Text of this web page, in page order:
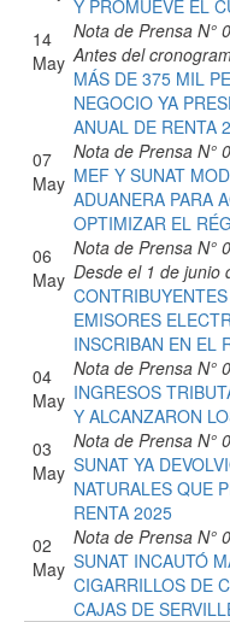
Y PROMUEVE EL
14
May
Nota de Prensa N°
Antes del
MÁS DE 375 MIL
NEGOCIO YA
ANUAL DE RENTA
07
May
Nota de Prensa N°
MEF Y SUNAT
ADUANERA PARA
OPTIMIZAR EL
06
May
Nota de Prensa N°
Desde el 1 de junio
EMISORES
INSCRIBAN EN EL
04
May
Nota de Prensa N°
INGRESOS
Y ALCANZARON
03
May
Nota de Prensa N°
SUNAT YA
NATURALES QUE
RENTA 2025
02
May
Nota de Prensa N°
SUNAT INCAUTÓ
CIGARRILLOS DE
CAJAS DE